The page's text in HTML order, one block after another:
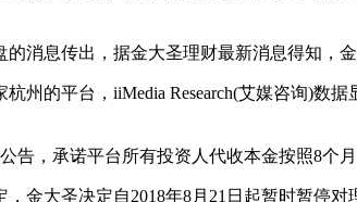
息传出，据金大圣理财最新消息得知，金
的平台，iiMedia Research(艾媒咨询)数据
，承诺平台所有投资人代收本金按照8个月
大圣决定自2018年8月21日起暂时暂停对